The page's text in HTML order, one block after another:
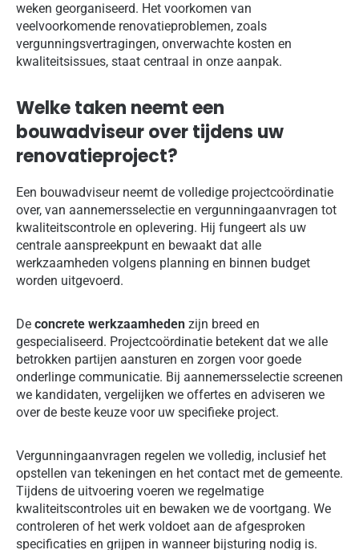
weken georganiseerd. Het voorkomen van
veelvoorkomende renovatieproblemen, zoals
vergunningsvertragingen, onverwachte kosten en
kwaliteitsissues, staat centraal in onze aanpak.
Welke taken neemt een
bouwadviseur over tijdens uw
renovatieproject?
Een bouwadviseur neemt de volledige projectcoördinatie
over, van aannemersselectie en vergunningaanvragen tot
kwaliteitscontrole en oplevering. Hij fungeert als uw
centrale aanspreekpunt en bewaakt dat alle
werkzaamheden volgens planning en binnen budget
worden uitgevoerd.
De concrete werkzaamheden zijn breed en
gespecialiseerd. Projectcoördinatie betekent dat we alle
betrokken partijen aansturen en zorgen voor goede
onderlinge communicatie. Bij aannemersselectie screenen
we kandidaten, vergelijken we offertes en adviseren we
over de beste keuze voor uw specifieke project.
Vergunningaanvragen regelen we volledig, inclusief het
opstellen van tekeningen en het contact met de gemeente.
Tijdens de uitvoering voeren we regelmatige
kwaliteitscontroles uit en bewaken we de voortgang. We
controleren of het werk voldoet aan de afgesproken
specificaties en grijpen in wanneer bijsturing nodig is.